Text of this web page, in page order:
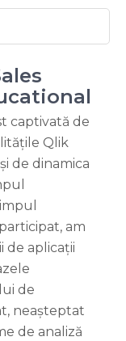
captivată de
Qlik
de dinamica
am
de aplicații
de
neașteptat
de analiză